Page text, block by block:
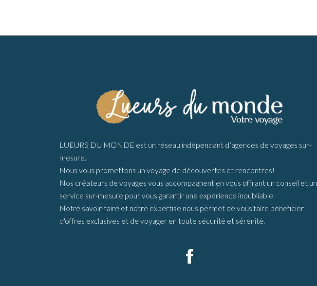
LUEURS DU MONDE est un réseau indépendant d’agences de voyages sur-
mesure.
Nous vous promettons un voyage de découvertes et rencontres!
Nos créateurs de voyages vous accompagnent en vous offrant un conseil et un
service sur-mesure pour vous garantir une expérience inoubliable.
Notre savoir-faire et notre expertise nous permet de vous faire bénéficier
d'offres exclusives et de voyager en toute sécurité et sérénité.